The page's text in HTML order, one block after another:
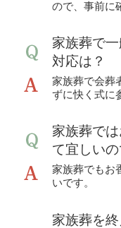
ので、事前に
家族葬で
対応は？
家族葬で会葬
ずに快く式に
家族葬で
て宜しい
家族葬でもお
いです。
家族葬を